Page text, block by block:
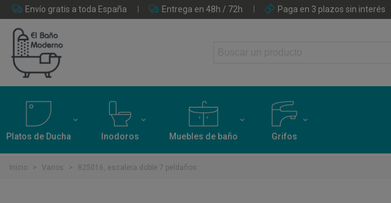
Envío gratis a toda España Entrega en 48h / 72h Paga en 3 plazos sin interés
Platos de Ducha Inodoros Muebles de baño Grifos
Inicio > Varios > 825016, escalera doble 7 peldaños